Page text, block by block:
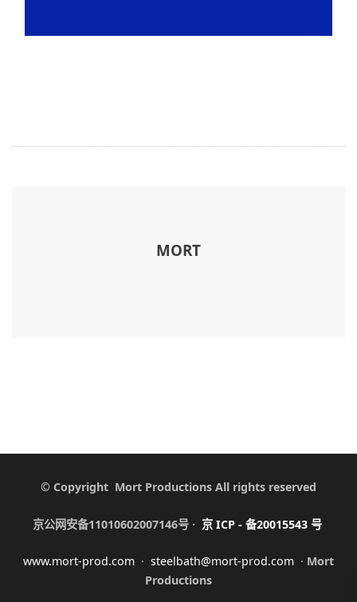
MORT
© Copyright Mort Productions All rights reserved
京公网安备11010602007146号 · 京ICP - 备20015543 号
www.mort-prod.com · steelbath@mort-prod.com · Mort
Productions